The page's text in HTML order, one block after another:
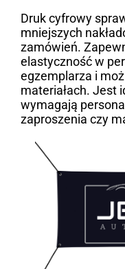
Druk cyfrowy
mniejszych
zamówień.
elastyczność w
egzemplarza i
materiałach. Jest
wymagają
zaproszenia czy